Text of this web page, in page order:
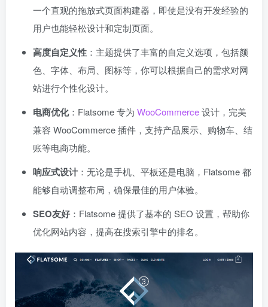
一个直观的拖放式页面构建器，即使是没有开发经验的
用户也能轻松设计和定制页面。
高度自定义性 ：主题提供了丰富的自定义选项，包括颜
色、字体、布局、图标等，你可以根据自己的需求对网
站进行个性化设计。
电商优化：Flatsome 专为 WooCommerce设计，完美
兼容 WooCommerce 插件，支持产品展示、购物车、结
账等电商功能。
响应式设计：无论是手机、平板还是电脑，Flatsome 都
能够自动调整布局，确保最佳的用户体验。
SEO友好：Flatsome 提供了基本的 SEO 设置，帮助你
优化网站内容，提高在搜索引擎中的排名。